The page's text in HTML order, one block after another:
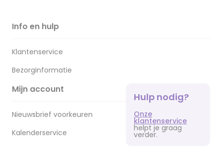
Info en hulp
Klantenservice
Bezorginformatie
Mijn account
Nieuwsbrief voorkeuren
Kalenderservice
Hulp nodig?
Onze
klantenservice
helpt je graag
verder.